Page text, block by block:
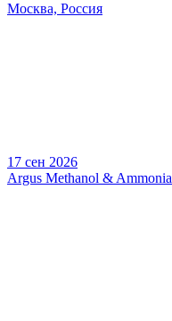
Москва, Россия
17 сен 2026
Argus Methanol & Ammonia